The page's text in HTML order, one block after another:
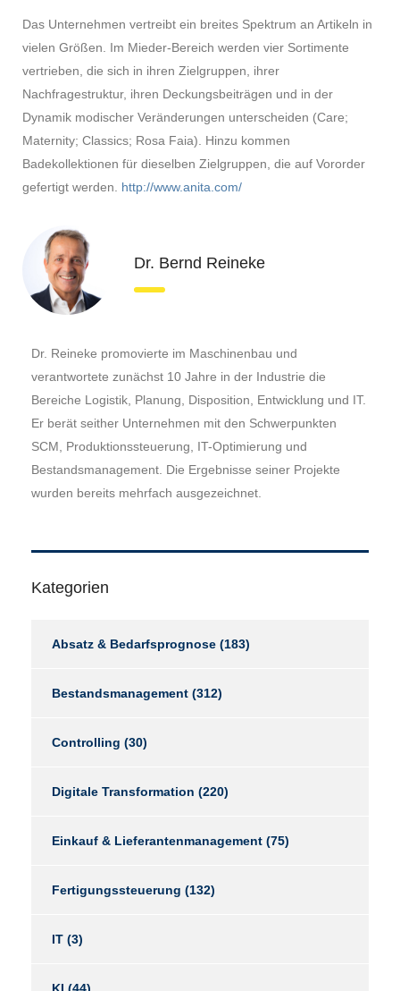
Das Unternehmen vertreibt ein breites Spektrum an Artikeln in
vielen Größen. Im Mieder-Bereich werden vier Sortimente
vertrieben, die sich in ihren Zielgruppen, ihrer
Nachfragestruktur, ihren Deckungsbeiträgen und in der
Dynamik modischer Veränderungen unterscheiden (Care;
Maternity; Classics; Rosa Faia). Hinzu kommen
Badekollektionen für dieselben Zielgruppen, die auf Vororder
gefertigt werden. http://www.anita.com/
Dr. Bernd Reineke
Dr. Reineke promovierte im Maschinenbau und
verantwortete zunächst 10 Jahre in der Industrie die
Bereiche Logistik, Planung, Disposition, Entwicklung und IT.
Er berät seither Unternehmen mit den Schwerpunkten
SCM, Produktionssteuerung, IT-Optimierung und
Bestandsmanagement. Die Ergebnisse seiner Projekte
wurden bereits mehrfach ausgezeichnet.
Kategorien
Absatz & Bedarfsprognose (183)
Bestandsmanagement (312)
Controlling (30)
Digitale Transformation (220)
Einkauf & Lieferantenmanagement (75)
Fertigungssteuerung (132)
IT (3)